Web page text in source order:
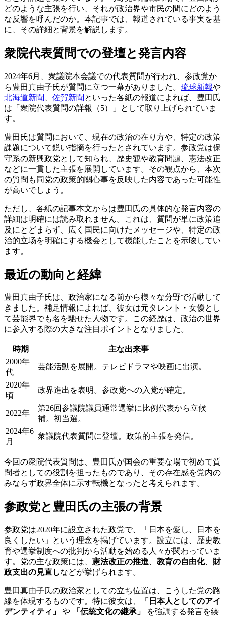
どのような主張を行い、それが政治界や市民の間にどのよう
な反響を呼んだのか。本記事では、報道されている事実を基
に、その詳細と背景を解説します。
衆院代表質問での登壇と発言内容
2024年6月、衆議院本会議での代表質問が行われ、参政党か
ら豊田真由子氏が質問に立つ一幕がありました。 琉球新報や
北海道新聞
佐賀新聞 といった各紙の報道によれば、豊田氏
は「衆院代表質問の詳報（5）」として取り上げられていま
す。
豊田氏は質問において、現在の政治の在り方や、特定の政策
課題について鋭い指摘を行ったとされています。参政党は保
守系の新興政党として知られ、歴史観や教育問題、憲法改正
などに一貫した主張を展開しています。その観点から、本次
の質問も同党の政策的關心事を反映した内容であった可能性
が高いでしょう。
ただし、各紙の記事本文からは豊田氏の具体的な発言内容の
詳細は明確には読み取れません。これは、質問が単に政策追
及にとどまらず、広く国民に向けたメッセージや、特定の政
治的立场を明確にする機会として機能したことを示唆してい
ます。
最近の動向と経緯
豊田真由子氏は、政治家になる前から様々な分野で活動して
きました。補足情報によれば、彼女は元タレント・女優とし
て芸能界でも名を馳せた人物です。この経歴は、政治の世界
に参入する際の大きな注目ポイントとなりました。
時期
主な出来事
2000年
代
芸能活動を展開。テレビドラマや映画に出演。
2020年
頃
政界進出を表明。参政党への入党が確定。
2022年
第26回参議院議員通常選挙に比例代表から立候
補。初当選。
2024年6
月
衆議院代表質問に登壇。政策的主張を発信。
今回の衆院代表質問は、豊田氏が国会の重要な場で初めて質
問者としての役割を担ったものであり、その存在感を党内の
みならず政界全体に示す転機となったと考えられます。
参政党と豊田氏の主張の背景
参政党は2020年に設立された政党で、「日本を愛し、日本を
良くしたい」という理念を掲げています。設立には、歴史教
育や選挙制度への批判から活動を始める人々が関わっていま
す。党の主な政策には、 憲法改正の推進 教育の自由化、 財
政支出の見直しなどが挙げられます。
豊田真由子氏の政治家としての立ち位置は、こうした党の路
線を体現するものです。特に彼女は、
「日本人としてのアイ
デンティティ」
や 「伝統文化の継承」
を強調する発言を繰